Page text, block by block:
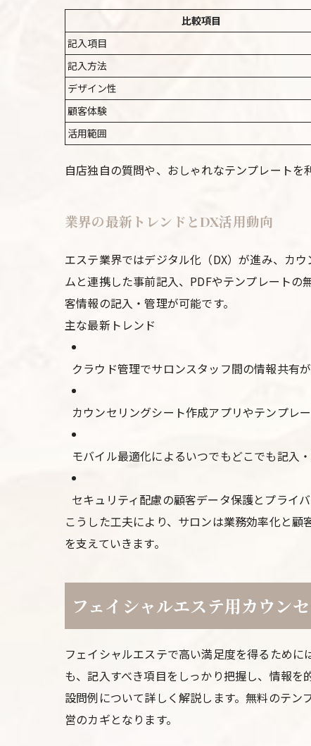
比較項目
記入項目
記入方法
デザイン性
顧客体験
活用範囲
自店独自の質問や、おしゃれなテンプレートを
業界の最新トレンドとDX活用動向
エステ業界ではデジタル化（DX）が進み、カ
ムと連携した事前記入、PDFやテンプレート
客情報の記入・管理が可能です。
主な最新トレンド
クラウド管理でサロンスタッフ間の情報共有
カウンセリングシート作成アプリやテンプレ
モバイル最適化によるいつでもどこでも記入
セキュリティ配慮の顧客データ保護とプライ
こうした工夫により、サロンは業務効率化と
を支えていきます。
フェイシャルエステ用カウン
フェイシャルエステで高い満足度を得るため
も、記入すべき項目をしっかり把握し、情報
設問例について詳しく解説します。無料のテ
営のカギとなります。